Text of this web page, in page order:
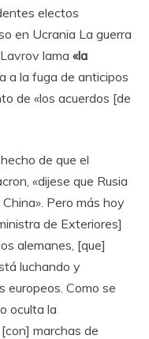
electos
en Ucrania La guerra
lama «la
a la fuga de anticipos
de «los acuerdos [de
de que el
«dijese que Rusia
Pero más hoy
de Exteriores]
alemanes, [que]
luchando y
europeos. Como se
oculta la
marchas de